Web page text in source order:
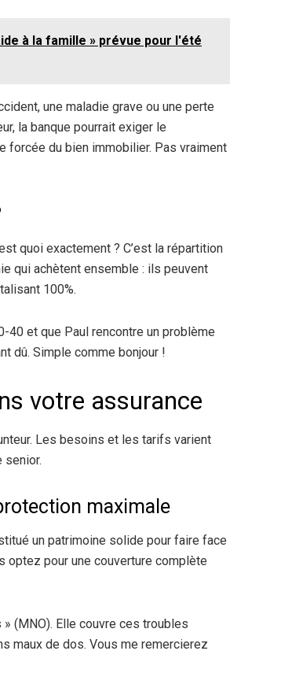
à la famille » prévue pour l'été
une maladie grave ou une perte
la banque pourrait exiger le
forcée du bien immobilier. Pas vraiment
quoi exactement ? C’est la répartition
qui achètent ensemble : ils peuvent
100%.
40 et que Paul rencontre un problème
dû. Simple comme bonjour !
votre assurance
Les besoins et les tarifs varient
senior.
maximale
un patrimoine solide pour faire face
optez pour une couverture complète
(MNO). Elle couvre ces troubles
maux de dos. Vous me remercierez